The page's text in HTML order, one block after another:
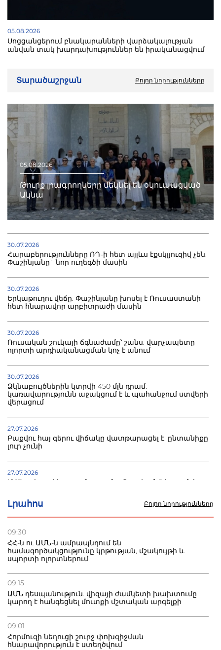
Լրահոս Բոլոր նորությունները
09:30
ՀՀ-ն ու ԱՄՆ-ն ամրապնդում են
համագործակցությունը կրթության, մշակույթի և
սպորտի ոլորտներում
09:15
ԱՄՆ դեսպանություն. վիզայի ժամկետի խախտումը
կարող է հանգեցնել մուտքի մշտական արգելքի
09:01
Հորմուզի նեղուցի շուրջ փոխզիջման
հնարավորություն է ստեղծվում
05.08.2026
Սոցցանցերում բնակարանների վարձակալության
անվան տակ խարդախություններ են իրականացվում
Տարածաշրջան Բոլոր նորությունները
05.08.2026
Թուրք լրագրողները մեկնել են օկուպացված
Ակնա
30.07.2026
Հարաբերությունները ՌԴ-ի հետ այլևս էքսկլյուզիվ չեն.
Փաշինյանը` նոր ուղեգծի մասին
30.07.2026
Երկաթուղու վեճը. Փաշինյանը խոսել է Ռուսաստանի
հետ հնարավոր արբիտրաժի մասին
30.07.2026
Ռուսական շուկայի ճգնաժամը՝ շանս. վարչապետը
ոլորտի արդիականացման կոչ է անում
30.07.2026
Ձկնաբույծներին կտրվի 450 մլն դրամ.
կառավարությունն աջակցում է և պահանջում ստվերի
վերացում
27.07.2026
Բաքվու հայ գերու վիճակը վատթարացել է. ընտանիքը
լուր չունի
27.07.2026
Մ-17 աշխարհի առաջնությունը Բաքվում. 5 հայ ըմբիշ
22.07.2026
տուժածներ կան
21.07.2026
20.07.2026
Փաշինյանին